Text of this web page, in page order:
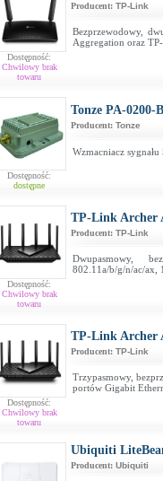
Dostępność:
Chwilowy brak
towaru
Producent: TP-Link
Bezprzewodowy,
Aggregation oraz
Dostępność:
dostępne
Tonze PA-0200-
Producent: Tonze
Wzmacniacz
Dostępność:
Chwilowy brak
towaru
TP-Link Archer
Producent: TP-Link
Dwupasmowy,
802.11a/b/g/n/ac/ax,
Dostępność:
Chwilowy brak
towaru
TP-Link Archer
Producent: TP-Link
Trzypasmowy,
portów Gigabit
Ubiquiti
Producent: Ubiquiti